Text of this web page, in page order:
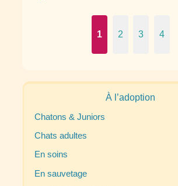
1 2 3 4
À l’adoption
Chatons & Juniors
Chats adultes
En soins
En sauvetage